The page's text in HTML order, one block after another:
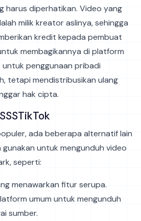
harus diperhatikan. Video yang
milik kreator aslinya, sehingga
kredit kepada pembuat
membagikannya di platform
untuk penggunaan pribadi
tetapi mendistribusikan ulang
hak cipta.
ada beberapa alternatif lain
untuk mengunduh video
seperti:
menawarkan fitur serupa.
umum untuk mengunduh
sumber.